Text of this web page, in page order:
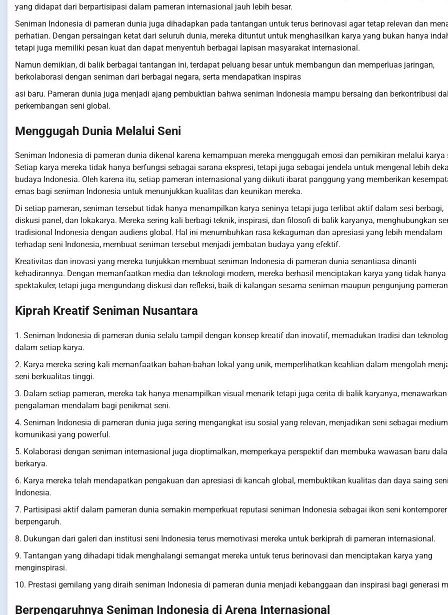
yang didapat dari berpartisipasi dalam pameran internasional jauh lebih besar.
Seniman Indonesia di pameran dunia juga dihadapkan pada tantangan untuk terus berinovasi agar tetap relevan dan
perhatian. Dengan persaingan ketat dari seluruh dunia, mereka dituntut untuk menghasilkan karya yang bukan hanya
tetapi juga memiliki pesan kuat dan dapat menyentuh berbagai lapisan masyarakat internasional.
Namun demikian, di balik berbagai tantangan ini, terdapat peluang besar untuk membangun dan memperluas jaringan,
berkolaborasi dengan seniman dari berbagai negara, serta mendapatkan inspiras
asi baru. Pameran dunia juga menjadi ajang pembuktian bahwa seniman Indonesia mampu bersaing dan berkontribusi
perkembangan seni global.
Menggugah Dunia Melalui Seni
Seniman Indonesia di pameran dunia dikenal karena kemampuan mereka menggugah emosi dan pemikiran melalui karya
Setiap karya mereka tidak hanya berfungsi sebagai sarana ekspresi, tetapi juga sebagai jendela untuk mengenal lebih
budaya Indonesia. Oleh karena itu, setiap pameran internasional yang diikuti ibarat panggung yang memberikan
emas bagi seniman Indonesia untuk menunjukkan kualitas dan keunikan mereka.
Di setiap pameran, seniman tersebut tidak hanya menampilkan karya seninya tetapi juga terlibat aktif dalam sesi berbagi,
diskusi panel, dan lokakarya. Mereka sering kali berbagi teknik, inspirasi, dan filosofi di balik karyanya, menghubungkan
tradisional Indonesia dengan audiens global. Hal ini menumbuhkan rasa kekaguman dan apresiasi yang lebih mendalam
terhadap seni Indonesia, membuat seniman tersebut menjadi jembatan budaya yang efektif.
Kreativitas dan inovasi yang mereka tunjukkan membuat seniman Indonesia di pameran dunia senantiasa dinanti
kehadirannya. Dengan memanfaatkan media dan teknologi modern, mereka berhasil menciptakan karya yang tidak hanya
spektakuler, tetapi juga mengundang diskusi dan refleksi, baik di kalangan sesama seniman maupun pengunjung
Kiprah Kreatif Seniman Nusantara
1. Seniman Indonesia di pameran dunia selalu tampil dengan konsep kreatif dan inovatif, memadukan tradisi dan
dalam setiap karya.
2. Karya mereka sering kali memanfaatkan bahan-bahan lokal yang unik, memperlihatkan keahlian dalam mengolah
seni berkualitas tinggi.
3. Dalam setiap pameran, mereka tak hanya menampilkan visual menarik tetapi juga cerita di balik karyanya, menawarkan
pengalaman mendalam bagi penikmat seni.
4. Seniman Indonesia di pameran dunia juga sering mengangkat isu sosial yang relevan, menjadikan seni sebagai medium
komunikasi yang powerful.
5. Kolaborasi dengan seniman internasional juga dioptimalkan, memperkaya perspektif dan membuka wawasan baru
berkarya.
6. Karya mereka telah mendapatkan pengakuan dan apresiasi di kancah global, membuktikan kualitas dan daya saing
Indonesia.
7. Partisipasi aktif dalam pameran dunia semakin memperkuat reputasi seniman Indonesia sebagai ikon seni
berpengaruh.
8. Dukungan dari galeri dan institusi seni Indonesia terus memotivasi mereka untuk berkiprah di pameran internasional.
9. Tantangan yang dihadapi tidak menghalangi semangat mereka untuk terus berinovasi dan menciptakan karya yang
menginspirasi.
10. Prestasi gemilang yang diraih seniman Indonesia di pameran dunia menjadi kebanggaan dan inspirasi bagi generasi
Berpengaruhnya Seniman Indonesia di Arena Internasional